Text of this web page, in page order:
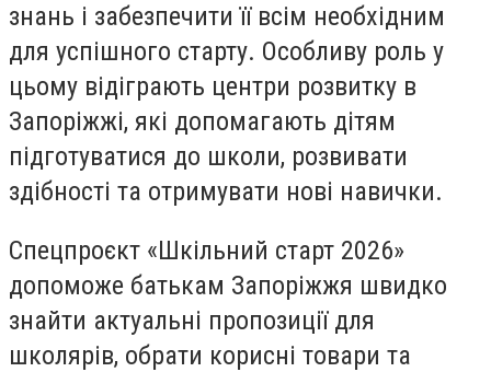
знань і забезпечити її всім необхідним
для успішного старту. Особливу роль у
цьому відіграють центри розвитку в
Запоріжжі, які допомагають дітям
підготуватися до школи, розвивати
здібності та отримувати нові навички.
Спецпроєкт «Шкільний старт 2026»
допоможе батькам Запоріжжя швидко
знайти актуальні пропозиції для
школярів, обрати корисні товари та